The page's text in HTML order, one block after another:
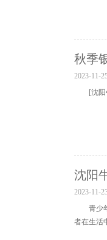
秋季
2023-11-
[沈
沈阳
2023-11-
青少
者在生活